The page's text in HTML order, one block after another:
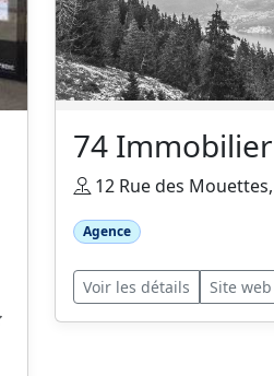
74
12 Rue des
Agence
Voir les détails Site